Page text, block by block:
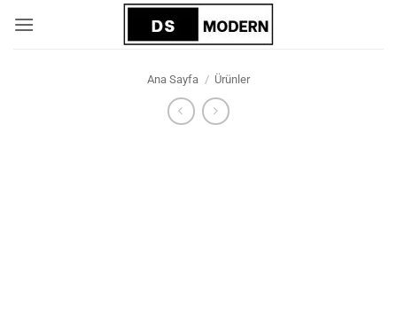
atla
Ana Sayfa / Ürünler